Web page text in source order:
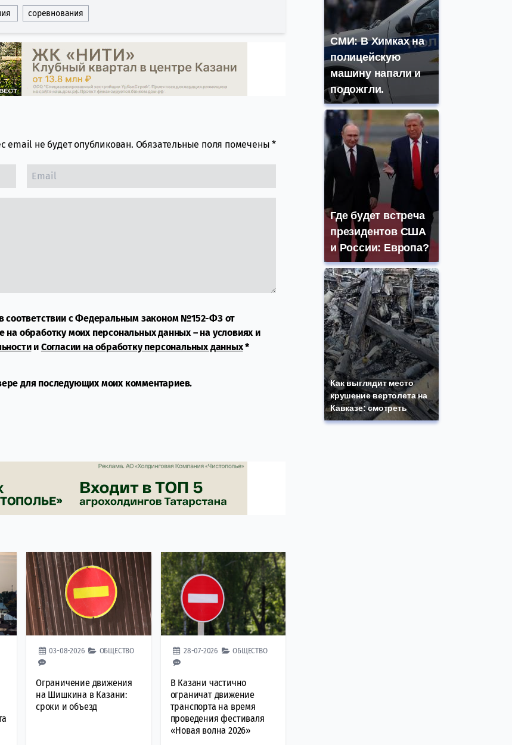
соревнования
email не будет опубликован. Обязательные поля помечены*
соответствии с Федеральным законом №152-ФЗ от
на обработку моих персональных данных – на условиях и
и Согласии на обработку персональных данных*
для последующих моих комментариев.
03-08-2026 ОБЩЕСТВО
Ограничение движения
на Шишкина в Казани:
сроки и объезд
28-07-2026 ОБЩЕСТВО
В Казани частично
ограничат движение
транспорта на время
проведения фестиваля
«Новая волна 2026»
СМИ: В Химках на
полицейскую
машину напали и
подожгли.
Где будет встреча
президентов США
и России: Европа?
Как выглядит место
крушение вертолета на
Кавказе: смотреть